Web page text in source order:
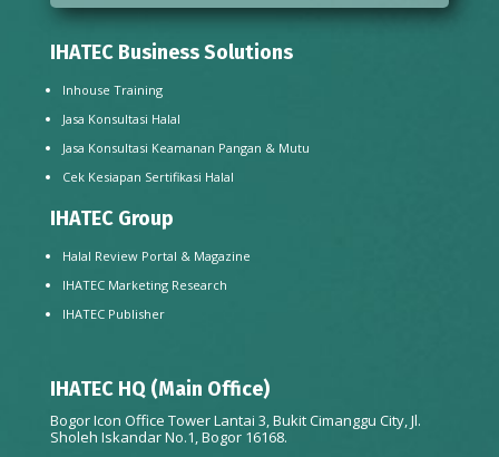
IHATEC Business Solutions
Inhouse Training
Jasa Konsultasi Halal
Jasa Konsultasi Keamanan Pangan & Mutu
Cek Kesiapan Sertifikasi Halal
IHATEC Group
Halal Review Portal & Magazine
IHATEC Marketing Research
IHATEC Publisher
IHATEC HQ (Main Office)
Bogor Icon Office Tower Lantai 3, Bukit Cimanggu City, Jl.
Sholeh Iskandar No.1, Bogor 16168.